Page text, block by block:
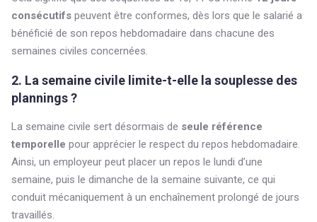
consécutifs peuvent être conformes, dès lors que le salarié a
bénéficié de son repos hebdomadaire dans chacune des
semaines civiles concernées.
2. La semaine civile limite-t-elle la souplesse des
plannings ?
La semaine civile sert désormais de seule référence
temporelle pour apprécier le respect du repos hebdomadaire.
Ainsi, un employeur peut placer un repos le lundi d’une
semaine, puis le dimanche de la semaine suivante, ce qui
conduit mécaniquement à un enchaînement prolongé de jours
travaillés.